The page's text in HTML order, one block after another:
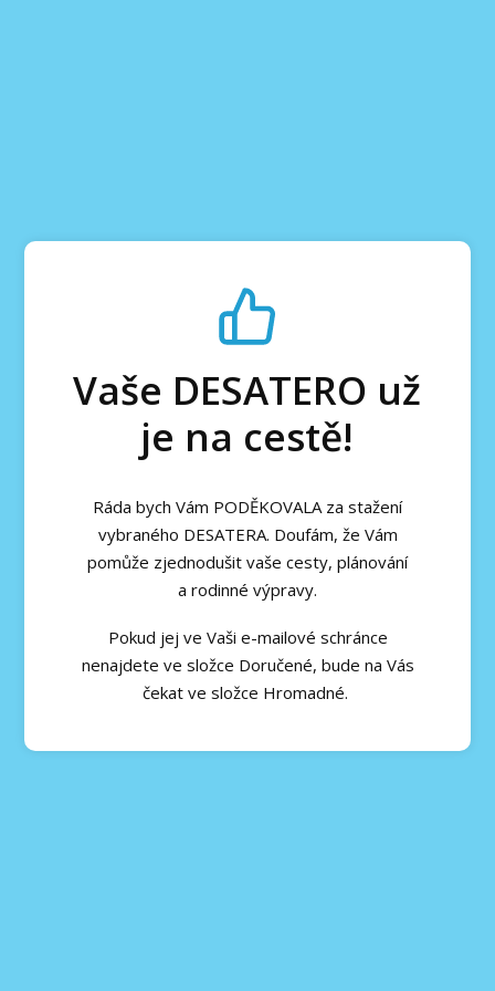
Vaše DESATERO už
je na cestě!
Ráda bych Vám PODĚKOVALA za stažení
vybraného DESATERA. Doufám, že Vám
pomůže zjednodušit vaše cesty, plánování
a rodinné výpravy.
Pokud jej ve Vaši e-mailové schránce
nenajdete ve složce Doručené, bude na Vás
čekat ve složce Hromadné.